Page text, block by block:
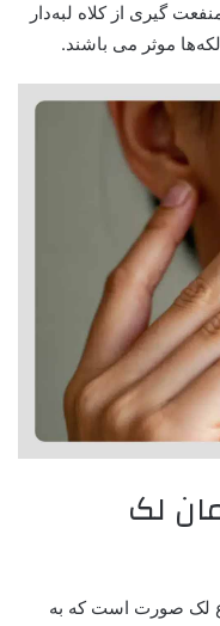
گیری از کلاه لبه‌دار
موثر می باشند.
لک
لک صورت است که به